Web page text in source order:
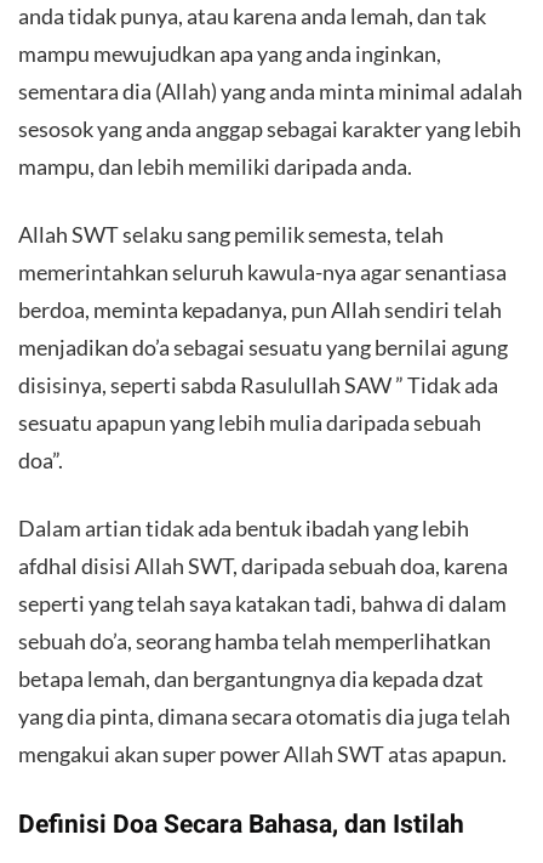
anda tidak punya, atau karena anda lemah, dan tak
mampu mewujudkan apa yang anda inginkan,
sementara dia (Allah) yang anda minta minimal adalah
sesosok yang anda anggap sebagai karakter yang lebih
mampu, dan lebih memiliki daripada anda.
Allah SWT selaku sang pemilik semesta, telah
memerintahkan seluruh kawula-nya agar senantiasa
berdoa, meminta kepadanya, pun Allah sendiri telah
menjadikan do’a sebagai sesuatu yang bernilai agung
disisinya, seperti sabda Rasulullah SAW ” Tidak ada
sesuatu apapun yang lebih mulia daripada sebuah
doa”.
Dalam artian tidak ada bentuk ibadah yang lebih
afdhal disisi Allah SWT, daripada sebuah doa, karena
seperti yang telah saya katakan tadi, bahwa di dalam
sebuah do’a, seorang hamba telah memperlihatkan
betapa lemah, dan bergantungnya dia kepada dzat
yang dia pinta, dimana secara otomatis dia juga telah
mengakui akan super power Allah SWT atas apapun.
Definisi Doa Secara Bahasa, dan Istilah